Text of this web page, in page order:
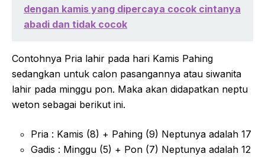
dengan kamis yang dipercaya cocok cintanya
abadi dan tidak cocok
Contohnya Pria lahir pada hari Kamis Pahing
sedangkan untuk calon pasangannya atau siwanita
lahir pada minggu pon. Maka akan didapatkan neptu
weton sebagai berikut ini.
Pria : Kamis (8) + Pahing (9) Neptunya adalah 17
Gadis : Minggu (5) + Pon (7) Neptunya adalah 12